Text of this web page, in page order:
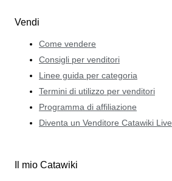
Vendi
Come vendere
Consigli per venditori
Linee guida per categoria
Termini di utilizzo per venditori
Programma di affiliazione
Diventa un Venditore Catawiki Live
Il mio Catawiki